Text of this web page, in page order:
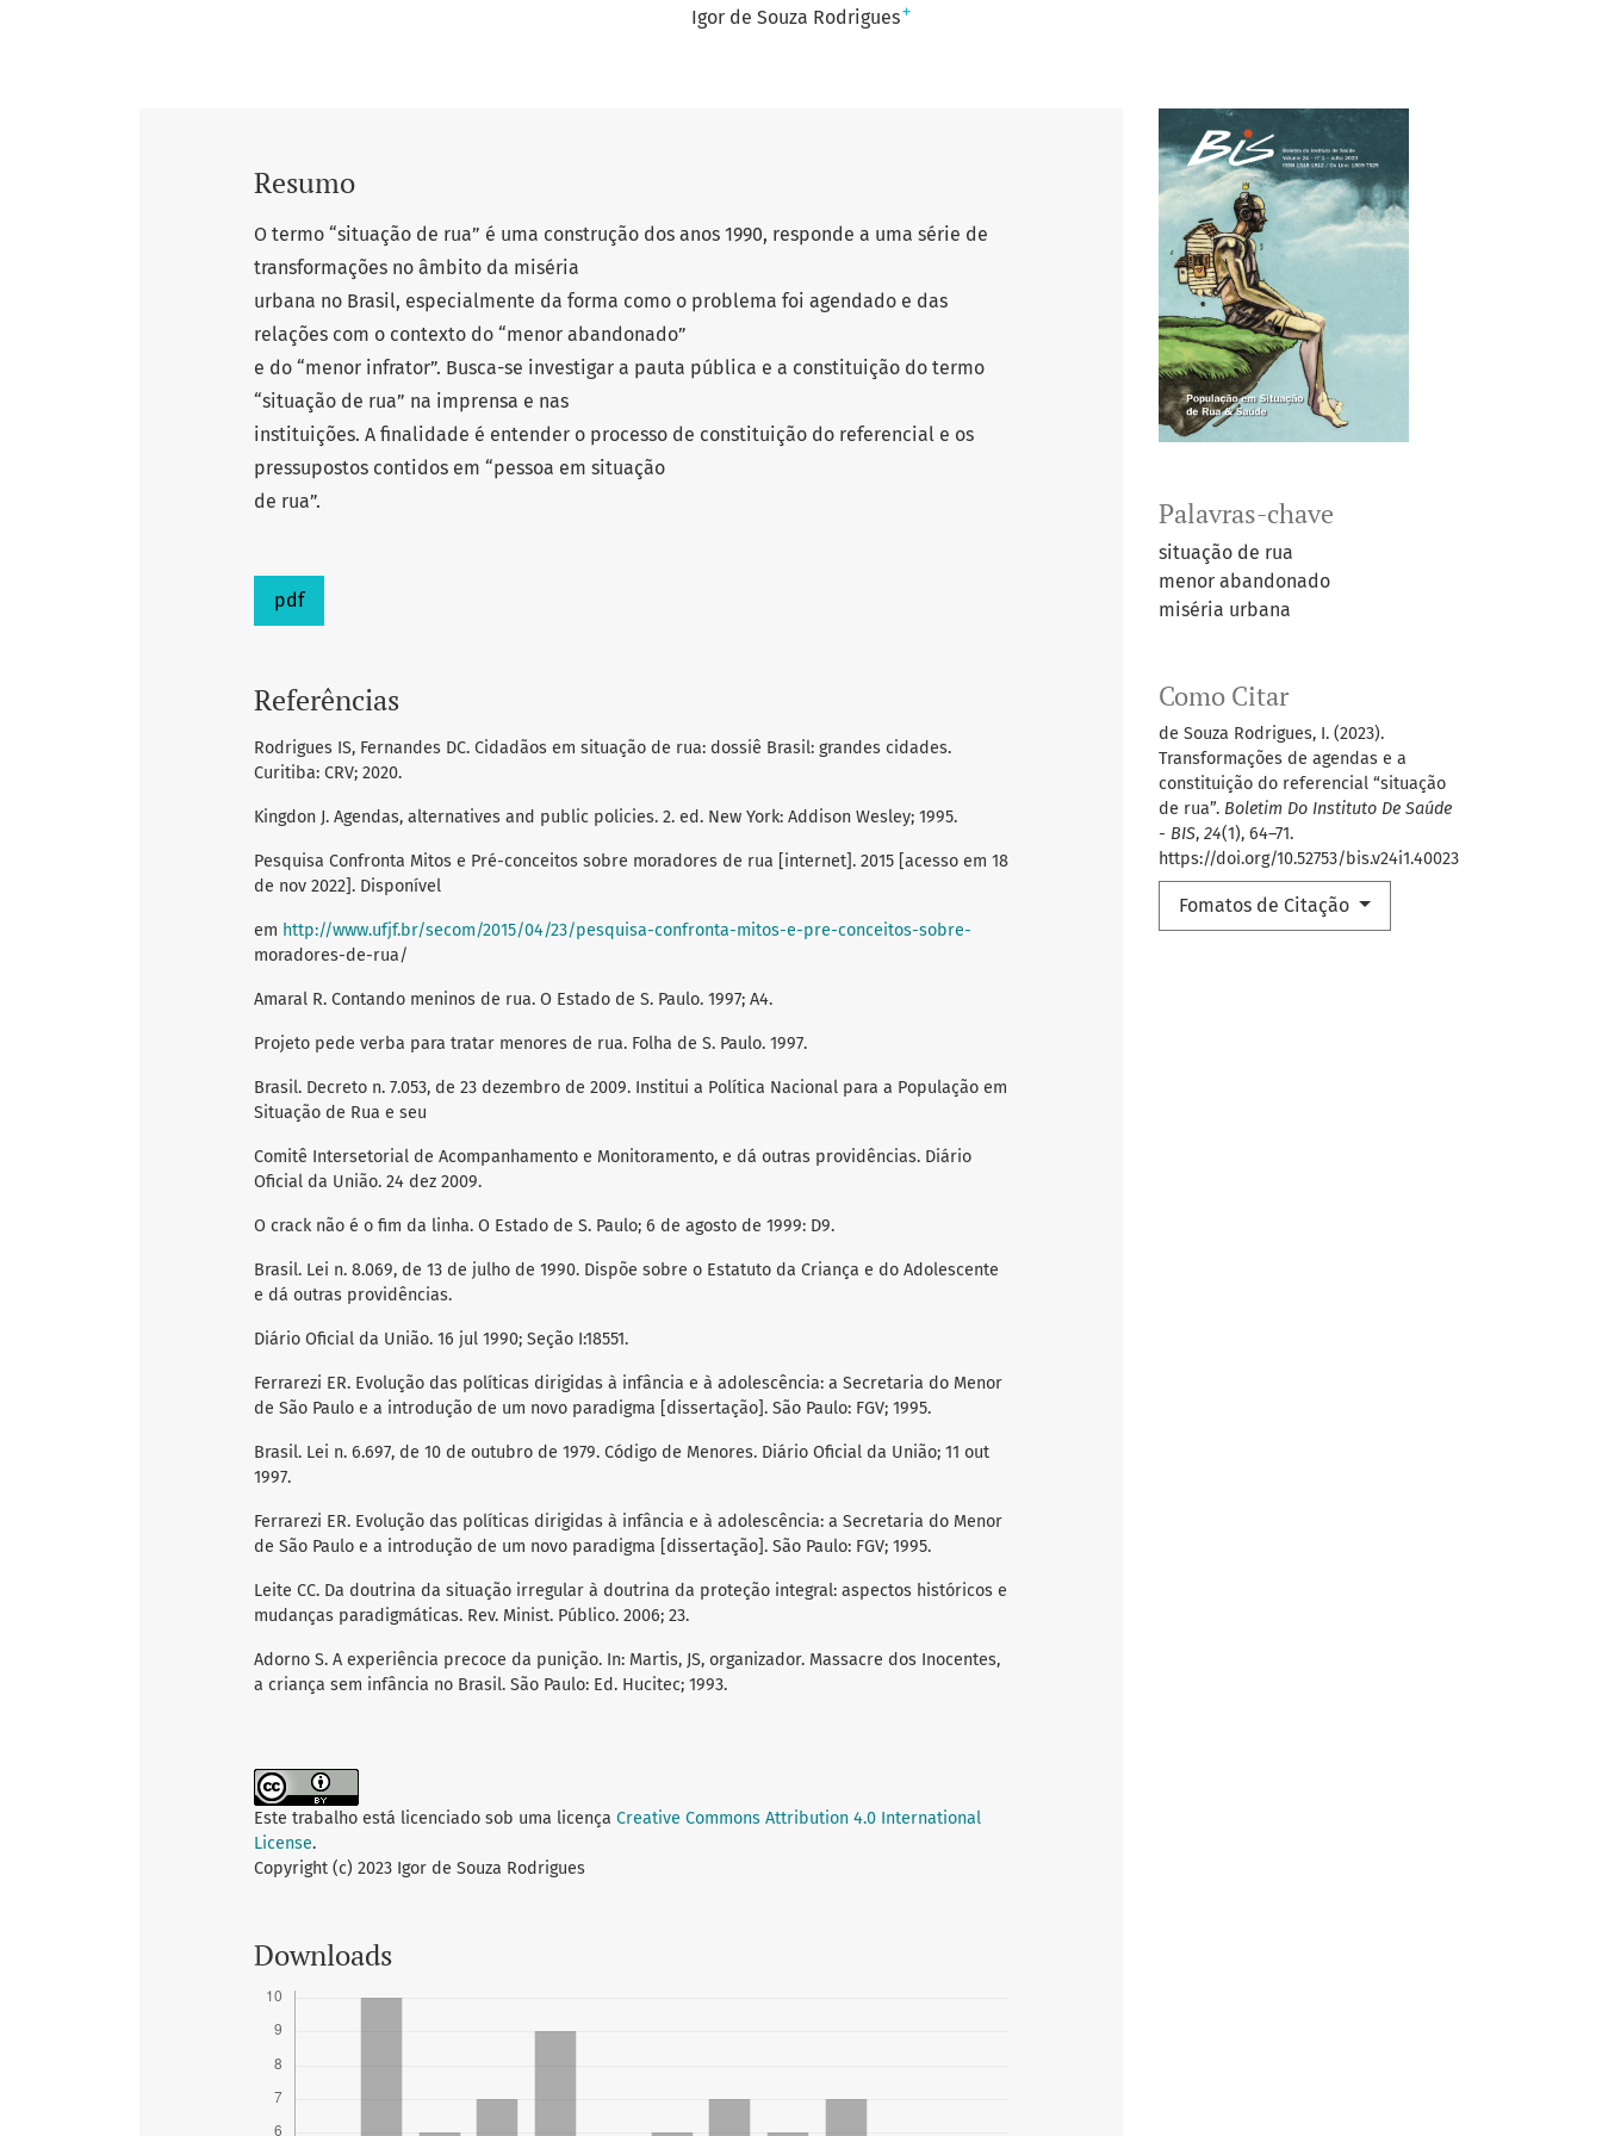
Igor de Souza Rodrigues+
Palavras-chave
situação de rua
menor abandonado
miséria urbana
Como Citar
de Souza Rodrigues, I. (2023).
Transformações de agendas e a
constituição do referencial “situação
de rua”. Boletim Do Instituto De Saúde
- BIS, 24(1), 64–71.
https://doi.org/10.52753/bis.v24i1.40023
Fomatos de Citação
Resumo
O termo “situação de rua” é uma construção dos anos 1990, responde a uma série de
transformações no âmbito da miséria
urbana no Brasil, especialmente da forma como o problema foi agendado e das
relações com o contexto do “menor abandonado”
e do “menor infrator”. Busca-se investigar a pauta pública e a constituição do termo
“situação de rua” na imprensa e nas
instituições. A finalidade é entender o processo de constituição do referencial e os
pressupostos contidos em “pessoa em situação
de rua”.
pdf
Referências
Rodrigues IS, Fernandes DC. Cidadãos em situação de rua: dossiê Brasil: grandes cidades.
Curitiba: CRV; 2020.
Kingdon J. Agendas, alternatives and public policies. 2. ed. New York: Addison Wesley; 1995.
Pesquisa Confronta Mitos e Pré-conceitos sobre moradores de rua [internet]. 2015 [acesso em 18
de nov 2022]. Disponível
em http://www.ufjf.br/secom/2015/04/23/pesquisa-confronta-mitos-e-pre-conceitos-sobre-
moradores-de-rua/
Amaral R. Contando meninos de rua. O Estado de S. Paulo. 1997; A4.
Projeto pede verba para tratar menores de rua. Folha de S. Paulo. 1997.
Brasil. Decreto n. 7.053, de 23 dezembro de 2009. Institui a Política Nacional para a População em
Situação de Rua e seu
Comitê Intersetorial de Acompanhamento e Monitoramento, e dá outras providências. Diário
Oficial da União. 24 dez 2009.
O crack não é o fim da linha. O Estado de S. Paulo; 6 de agosto de 1999: D9.
Brasil. Lei n. 8.069, de 13 de julho de 1990. Dispõe sobre o Estatuto da Criança e do Adolescente
e dá outras providências.
Diário Oficial da União. 16 jul 1990; Seção I:18551.
Ferrarezi ER. Evolução das políticas dirigidas à infância e à adolescência: a Secretaria do Menor
de São Paulo e a introdução de um novo paradigma [dissertação]. São Paulo: FGV; 1995.
Brasil. Lei n. 6.697, de 10 de outubro de 1979. Código de Menores. Diário Oficial da União; 11 out
1997.
Ferrarezi ER. Evolução das políticas dirigidas à infância e à adolescência: a Secretaria do Menor
de São Paulo e a introdução de um novo paradigma [dissertação]. São Paulo: FGV; 1995.
Leite CC. Da doutrina da situação irregular à doutrina da proteção integral: aspectos históricos e
mudanças paradigmáticas. Rev. Minist. Público. 2006; 23.
Adorno S. A experiência precoce da punição. In: Martis, JS, organizador. Massacre dos Inocentes,
a criança sem infância no Brasil. São Paulo: Ed. Hucitec; 1993.
Este trabalho está licenciado sob uma licença Creative Commons Attribution 4.0 International
License.
Copyright (c) 2023 Igor de Souza Rodrigues
Downloads